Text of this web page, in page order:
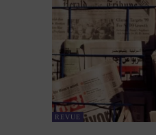
REVUE